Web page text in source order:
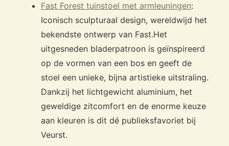
Fast Forest tuinstoel met armleuningen:
Iconisch sculpturaal design, wereldwijd het
bekendste ontwerp van Fast.Het
uitgesneden bladerpatroon is geïnspireerd
op de vormen van een bos en geeft de
stoel een unieke, bijna artistieke uitstraling.
Dankzij het lichtgewicht aluminium, het
geweldige zitcomfort en de enorme keuze
aan kleuren is dit dé publieksfavoriet bij
Veurst.